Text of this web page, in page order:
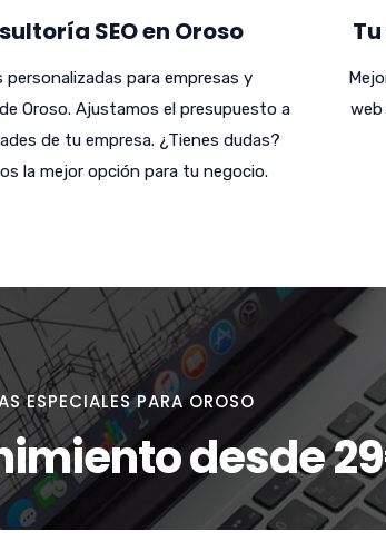
SEO en Oroso
personalizadas para empresas y
Oroso. Ajustamos el presupuesto a
de tu empresa. ¿Tienes dudas?
la mejor opción para tu negocio.
web
ESPECIALES PARA OROSO
desde